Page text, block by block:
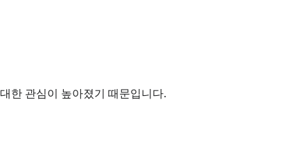
한 관심이 높아졌기 때문입니다.